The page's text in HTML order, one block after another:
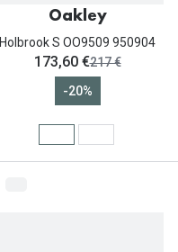
Oakley
Holbrook S OO9509 950904
ahora:
173,60 €antes:
217 €
-20%